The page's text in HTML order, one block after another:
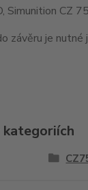
Simunition CZ
závěru je
kategoriích